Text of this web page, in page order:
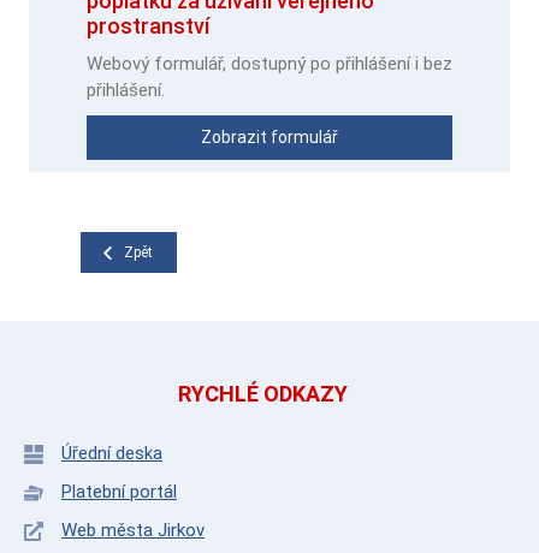
prostranství
Webový formulář, dostupný po přihlášení i bez
přihlášení.
Zobrazit formulář
Zpět
RYCHLÉ ODKAZY
Úřední deska
Platební portál
Web města Jirkov